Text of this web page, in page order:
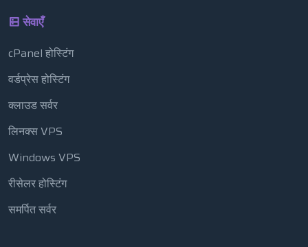
सेवाएँ
cPanel होस्टिंग
वर्डप्रेस होस्टिंग
क्लाउड सर्वर
लिनक्स VPS
Windows VPS
रीसेलर होस्टिंग
समर्पित सर्वर